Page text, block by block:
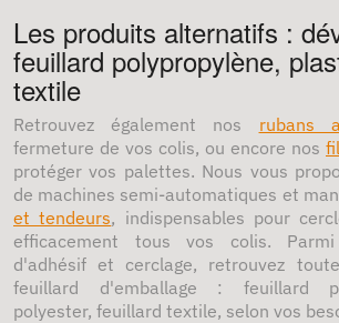
Les produits alternatifs :
feuillard polypropylène,
textile
Retrouvez également nos rubans
fermeture de vos colis, ou encore nos
protéger vos palettes. Nous vous
de machines semi-automatiques et
et tendeurs, indispensables pour
efficacement tous vos colis.
d'adhésif et cerclage, retrouvez
feuillard d'emballage : feuillard
polyester, feuillard textile, selon vos